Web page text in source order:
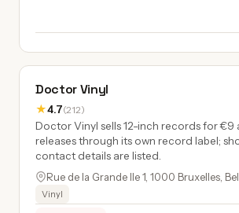
Doctor Vinyl
★4.7(212)
Doctor Vinyl sells 12-inch records for €9
releases through its own record label;
contact details are listed.
Rue de la Grande Ile 1, 1000 Bruxelles,
Vinyl